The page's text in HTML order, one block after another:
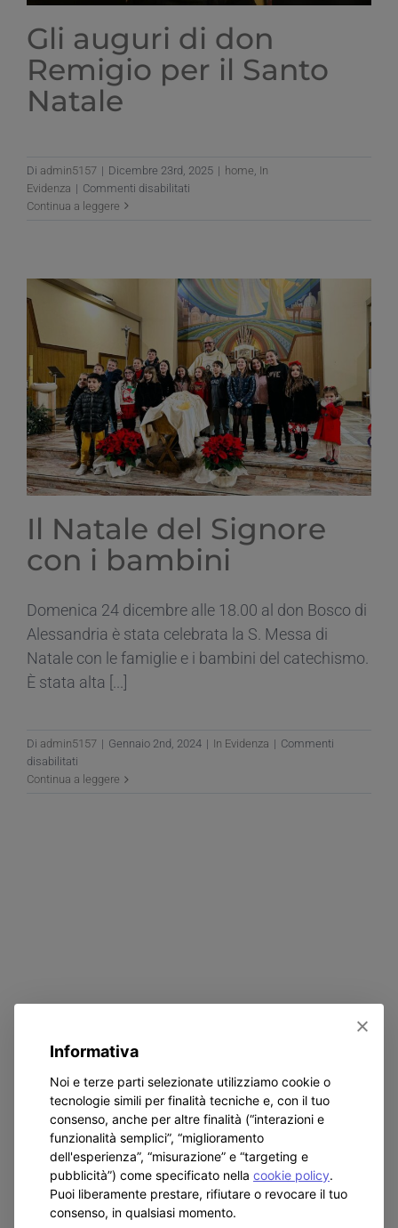
Gli auguri di don
Remigio per il Santo
Natale
Di admin5157 | Dicembre 23rd, 2025 | home In
Evidenza | Commenti disabilitati
Remigio
per
il
Santo
Natale
Continua a leggere
Il Natale del Signore
con i bambini
Domenica 24 dicembre alle 18.00 al don Bosco di
Alessandria è stata celebrata la S. Messa di
Natale con le famiglie e i bambini del catechismo.
È stata alta [...]
Di admin5157 | Gennaio 2nd, 2024 | In Evidenza | Commenti
disabilitati
Il
Continua a leggere
Informativa
Noi e terze parti selezionate utilizziamo cookie o
tecnologie simili per finalità tecniche e, con il tuo
consenso, anche per altre finalità (“interazioni e
funzionalità semplici”, “miglioramento
dell'esperienza”, “misurazione” e “targeting e
pubblicità”) come specificato nella cookie policy.
Puoi liberamente prestare, rifiutare o revocare il tuo
consenso, in qualsiasi momento.